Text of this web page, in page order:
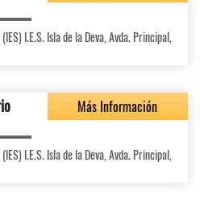
I.E.S. Isla de la Deva, Avda. Principal,
Más Información
I.E.S. Isla de la Deva, Avda. Principal,